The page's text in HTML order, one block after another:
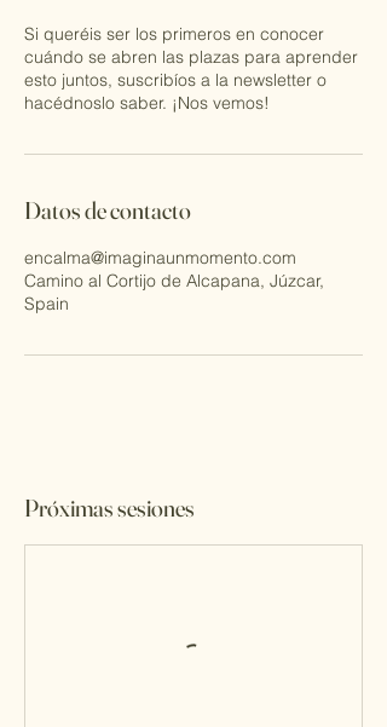
Si queréis ser los primeros en conocer
cuándo se abren las plazas para aprender
esto juntos, suscribíos a la newsletter o
hacédnoslo saber. ¡Nos vemos!
Datos de contacto
encalma@imaginaunmomento.com
Camino al Cortijo de Alcapana, Júzcar,
Spain
Próximas sesiones